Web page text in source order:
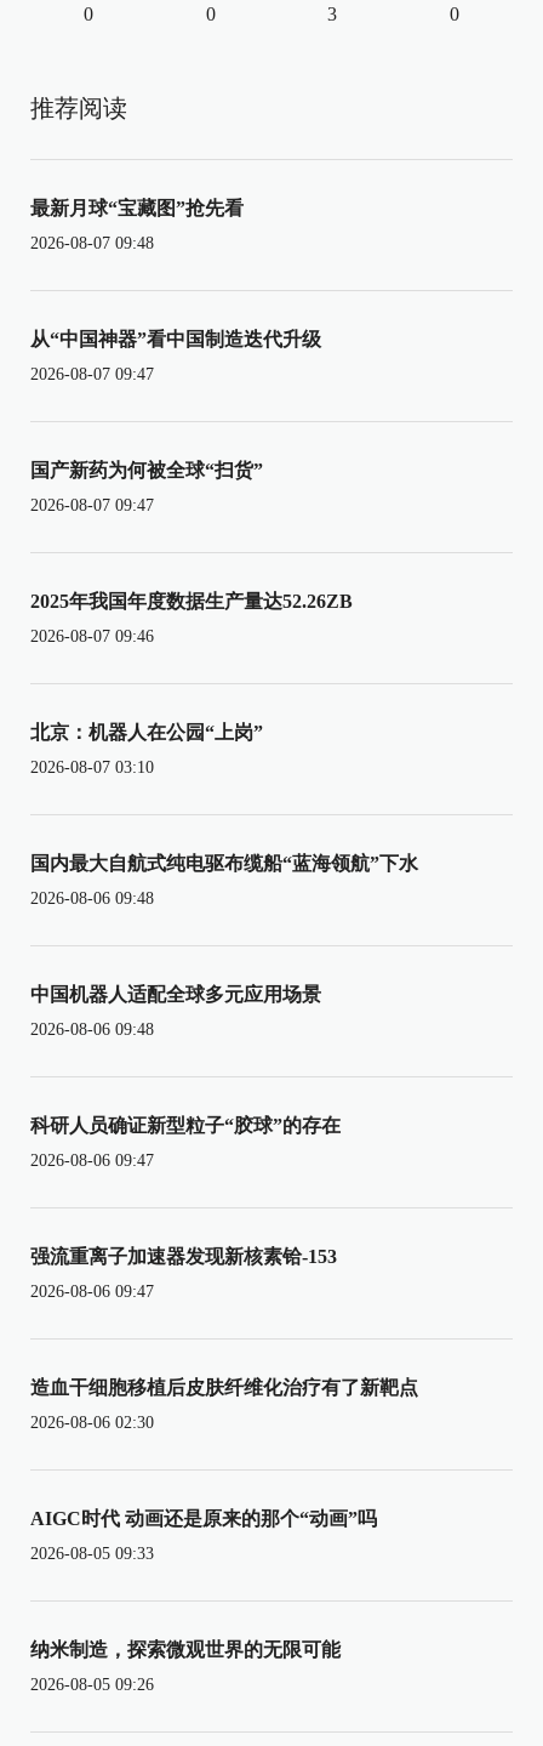
0 0 3 0
推荐阅读
最新月球“宝藏图”抢先看
2026-08-07 09:48
从“中国神器”看中国制造迭代升级
2026-08-07 09:47
国产新药为何被全球“扫货”
2026-08-07 09:47
2025年我国年度数据生产量达52.26ZB
2026-08-07 09:46
北京：机器人在公园“上岗”
2026-08-07 03:10
国内最大自航式纯电驱布缆船“蓝海领航”下水
2026-08-06 09:48
中国机器人适配全球多元应用场景
2026-08-06 09:48
科研人员确证新型粒子“胶球”的存在
2026-08-06 09:47
强流重离子加速器发现新核素铪-153
2026-08-06 09:47
造血干细胞移植后皮肤纤维化治疗有了新靶点
2026-08-06 02:30
AIGC时代 动画还是原来的那个“动画”吗
2026-08-05 09:33
纳米制造，探索微观世界的无限可能
2026-08-05 09:26